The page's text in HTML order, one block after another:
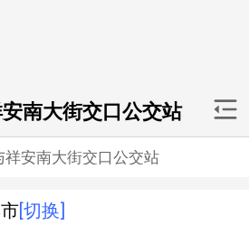
南大街交口公交站
祥安南大街交口公交站
[切换]